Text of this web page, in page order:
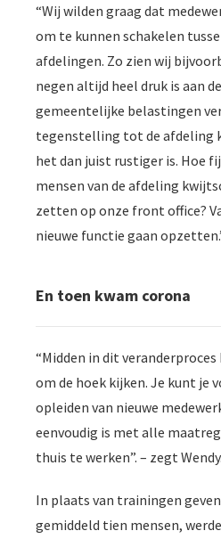
“Wij wilden graag dat
om te kunnen schakelen
afdelingen. Zo zien wij
negen altijd heel druk is aan
gemeentelijke belastingen
tegenstelling tot de afdeling
het dan juist rustiger is. Hoe
mensen van de afdeling
zetten op onze front office?
nieuwe functie gaan
En toen kwam corona
“Midden in dit
om de hoek kijken. Je kunt je
opleiden van nieuwe
eenvoudig is met alle
thuis te werken”. – zegt Wendy.
In plaats van trainingen
gemiddeld tien mensen,